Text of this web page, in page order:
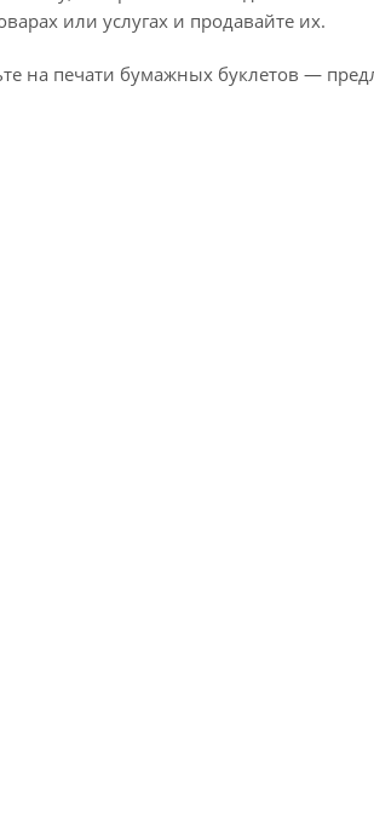
или услугах и продавайте их.
на печати бумажных буклетов —